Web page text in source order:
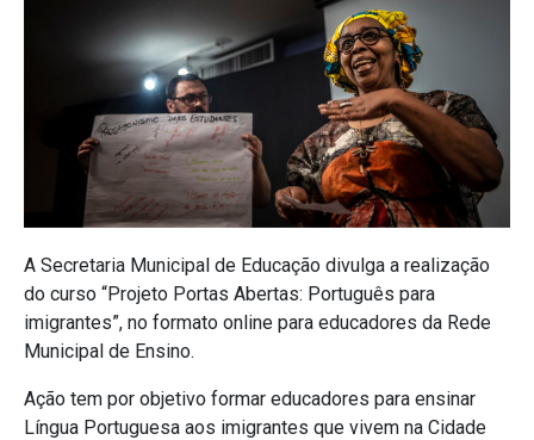
A Secretaria Municipal de Educação divulga a realização
do curso “Projeto Portas Abertas: Português para
imigrantes”, no formato online para educadores da Rede
Municipal de Ensino.
Ação tem por objetivo formar educadores para ensinar
Língua Portuguesa aos imigrantes que vivem na Cidade